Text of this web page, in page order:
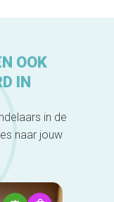
OOK
IN
in de
naar jouw